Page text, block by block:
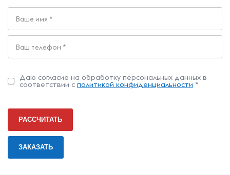
Даю согласие на обработку персональных данных в
соответствии с политикой конфиденциальности *
РАССЧИТАТЬ